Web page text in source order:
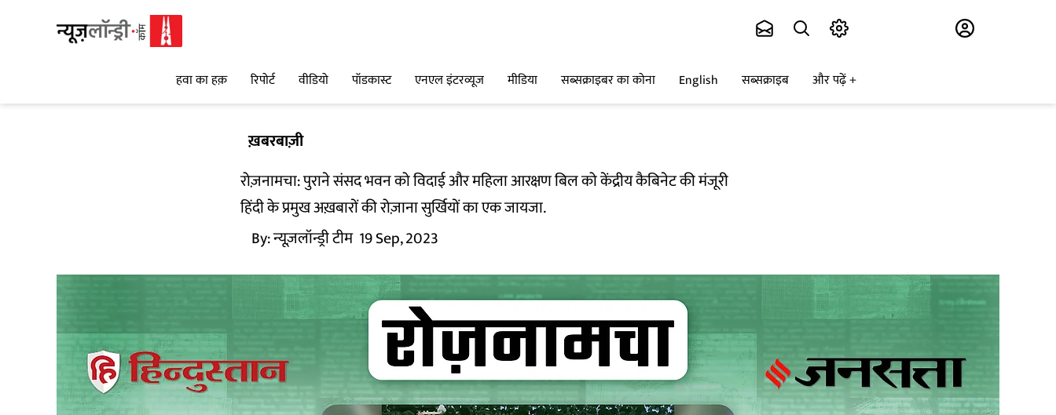
हवा का हक़ रिपोर्ट वीडियो पॉडकास्ट एनएल इंटरव्यूज मीडिया सब्सक्राइबर का कोना English सब्सक्राइब और पढ़ें
ख़बरबाज़ी
रोज़नामचा: पुराने संसद भवन को विदाई और महिला आरक्षण बिल को केंद्रीय कैबिनेट की मंजूरी
हिंदी के प्रमुख अख़बारों की रोज़ाना सुर्खियों का एक जायजा.
By:न्यूज़लॉन्ड्री टीम 19 Sep, 2023